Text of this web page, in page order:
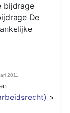
bijdrage
De
2011
>